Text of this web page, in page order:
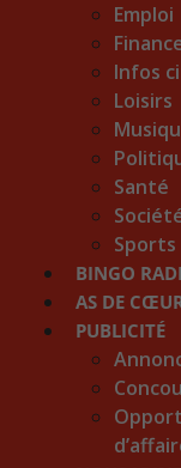
Emploi
Infos
Loisirs
Santé
Sports
BINGO
AS DE
PUBLICITÉ